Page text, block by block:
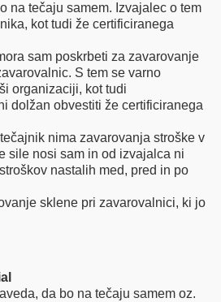
na tečaju samem. Izvajalec o tem
kot tudi že certificiranega
sam poskrbeti za zavarovanje
S tem se varno
organizaciji, kot tudi
dolžan obvestiti že certificiranega
nima zavarovanja stroške v
sile nosi sam in od izvajalca ni
nastalih med, pred in po
sklene pri zavarovalnici, ki jo
da bo na tečaju samem oz.